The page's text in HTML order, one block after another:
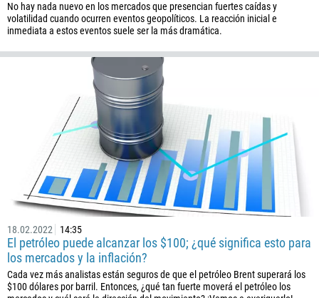
No hay nada nuevo en los mercados que presencian fuertes caídas y
volatilidad cuando ocurren eventos geopolíticos. La reacción inicial e
inmediata a estos eventos suele ser la más dramática.
18.02.2022 14:35
El petróleo puede alcanzar los $100; ¿qué significa esto para
los mercados y la inflación?
Cada vez más analistas están seguros de que el petróleo Brent superará los
$100 dólares por barril. Entonces, ¿qué tan fuerte moverá el petróleo los
880
1246
375
501
229
591
387
267
55
246
673